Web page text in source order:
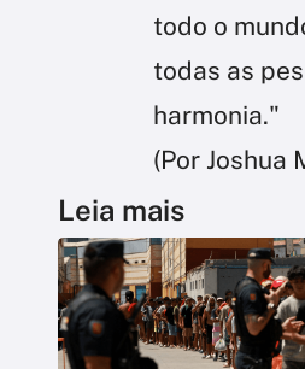
todo o
todas as
harmonia."
(Por Joshua
Leia mais